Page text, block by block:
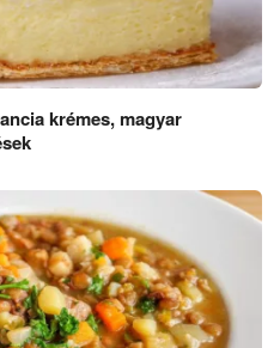
krémes, magyar